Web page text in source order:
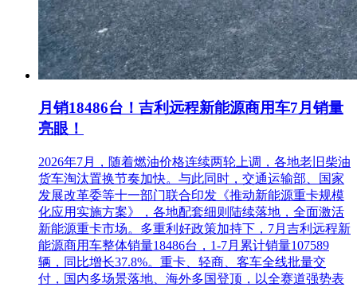
月销18486台！吉利远程新能源商用车7月销量
亮眼！
2026年7月，随着燃油价格连续两轮上调，各地老旧柴油
货车淘汰置换节奏加快。与此同时，交通运输部、国家
发展改革委等十一部门联合印发《推动新能源重卡规模
化应用实施方案》，各地配套细则陆续落地，全面激活
新能源重卡市场。多重利好政策加持下，7月吉利远程新
能源商用车整体销量18486台，1-7月累计销量107589
辆，同比增长37.8%。重卡、轻商、客车全线批量交
付，国内多场景落地、海外多国登顶，以全赛道强势表